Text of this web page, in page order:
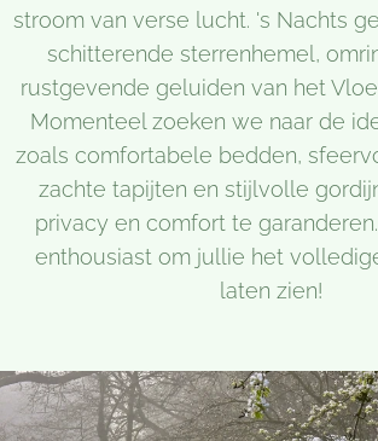
stroom van verse lucht. 's Nachts
schitterende sterrenhemel,
rustgevende geluiden van het
Momenteel zoeken we naar de
zoals comfortabele bedden,
zachte tapijten en stijlvolle
privacy en comfort te
enthousiast om jullie het
laten zien!